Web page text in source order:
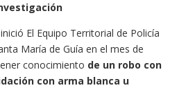
El Equipo Territorial de Policía
María de Guía en el mes de
conocimiento de un robo con
con arma blanca u